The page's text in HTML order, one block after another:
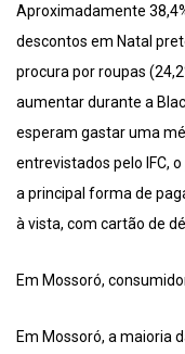
Aproximadamente
descontos em Natal
procura por roupas
aumentar durante a
esperam gastar uma
entrevistados pelo IFC,
a principal forma de
à vista, com cartão de
Em Mossoró,
Em Mossoró, a maioria